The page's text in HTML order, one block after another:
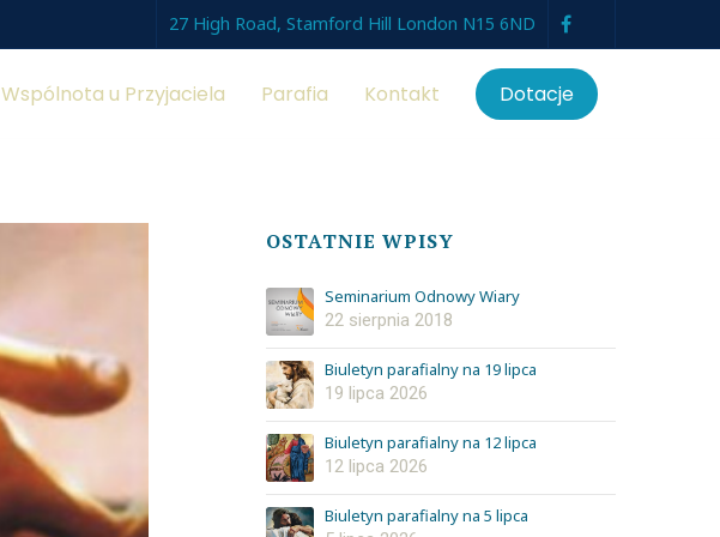
27 High Road, Stamford Hill London N15 6ND
Wspólnota u Przyjaciela Parafia Kontakt Dotacje
OSTATNIE WPISY
Seminarium Odnowy Wiary
22 sierpnia 2018
Biuletyn parafialny na 19 lipca
19 lipca 2026
Biuletyn parafialny na 12 lipca
12 lipca 2026
Biuletyn parafialny na 5 lipca